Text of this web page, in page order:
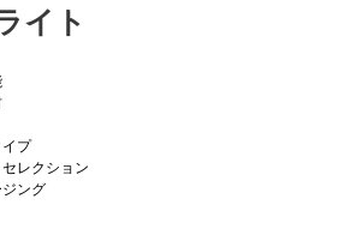
イト
プ
レクション
ング